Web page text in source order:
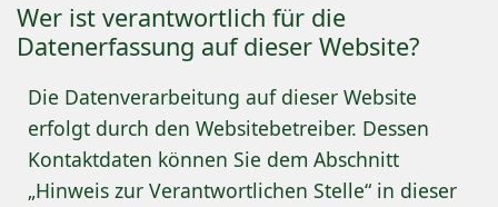
Wer ist verantwortlich für die
Datenerfassung auf dieser Website?
Die Datenverarbeitung auf dieser Website
erfolgt durch den Websitebetreiber. Dessen
Kontaktdaten können Sie dem Abschnitt
„Hinweis zur Verantwortlichen Stelle“ in dieser